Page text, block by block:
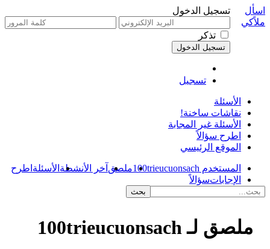
تسجيل الدخول
تذكر
تسجيل
اسأل
ملاًكي
الأسئلة
نقاشات ساخنة!
الأسئلة غير المجابة
اطرح سؤالاً
الموقع الرئيسي
المستخدم 100trieucuonsach ملصق آخر الأنشطة الأسئلة
الإجابات
اطرح
سؤالاً
ملصق لـ 100trieucuonsach